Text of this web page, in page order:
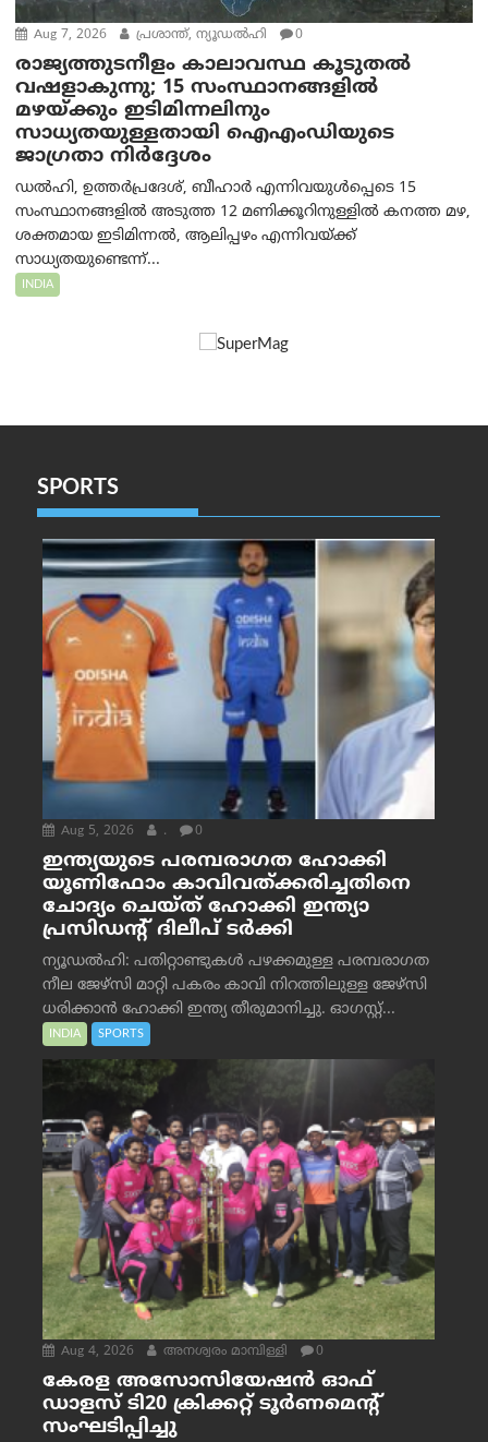
Aug 7, 2026 പ്രശാന്ത്, ന്യൂഡല്‍ഹി 0
രാജ്യത്തുടനീളം കാലാവസ്ഥ കൂടുതൽ
വഷളാകുന്നു; 15 സംസ്ഥാനങ്ങളിൽ
മഴയ്ക്കും ഇടിമിന്നലിനും
സാധ്യതയുള്ളതായി ഐഎംഡിയുടെ
ജാഗ്രതാ നിർദ്ദേശം
ഡൽഹി, ഉത്തർപ്രദേശ്, ബീഹാർ എന്നിവയുൾപ്പെടെ 15
സംസ്ഥാനങ്ങളിൽ അടുത്ത 12 മണിക്കൂറിനുള്ളിൽ കനത്ത മഴ,
ശക്തമായ ഇടിമിന്നൽ, ആലിപ്പഴം എന്നിവയ്ക്ക്
സാധ്യതയുണ്ടെന്ന്...
INDIA
SPORTS
Aug 5, 2026 . 0
ഇന്ത്യയുടെ പരമ്പരാഗത ഹോക്കി
യൂണിഫോം കാവിവത്ക്കരിച്ചതിനെ
ചോദ്യം ചെയ്ത് ഹോക്കി ഇന്ത്യാ
പ്രസിഡന്റ് ദിലീപ് ടര്‍ക്കി
ന്യൂഡൽഹി: പതിറ്റാണ്ടുകൾ പഴക്കമുള്ള പരമ്പരാഗത
നീല ജേഴ്‌സി മാറ്റി പകരം കാവി നിറത്തിലുള്ള ജേഴ്‌സി
ധരിക്കാൻ ഹോക്കി ഇന്ത്യ തീരുമാനിച്ചു. ഓഗസ്റ്റ്...
INDIA SPORTS
Aug 4, 2026 അനശ്വരം മാമ്പിള്ളി 0
കേരള അസോസിയേഷൻ ഓഫ്
ഡാളസ് ടി20 ക്രിക്കറ്റ് ടൂർണമെന്റ്
സംഘടിപ്പിച്ചു